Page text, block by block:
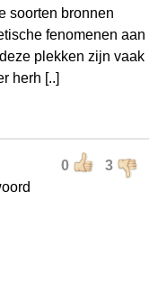
soorten bronnen
fenomenen aan
plekken zijn vaak
herh [..]
0 3